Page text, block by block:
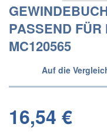
PASSEND
MC120565
Auf die
16,54 €